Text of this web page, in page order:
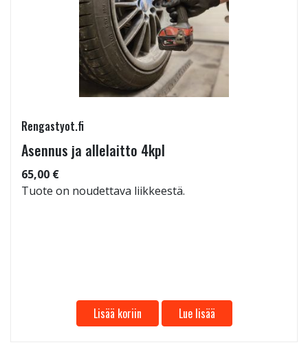
Rengastyot.fi
Asennus ja allelaitto 4kpl
65,00 €
Tuote on noudettava liikkeestä.
Lisää koriin Lue lisää